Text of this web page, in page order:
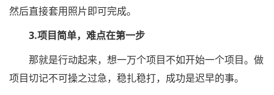
然后直接套用照片即可完成。
3.项目简单，难点在第一步
那就是行动起来，想一万个项目不如开始一个项目。做
项目切记不可操之过急，稳扎稳打，成功是迟早的事。